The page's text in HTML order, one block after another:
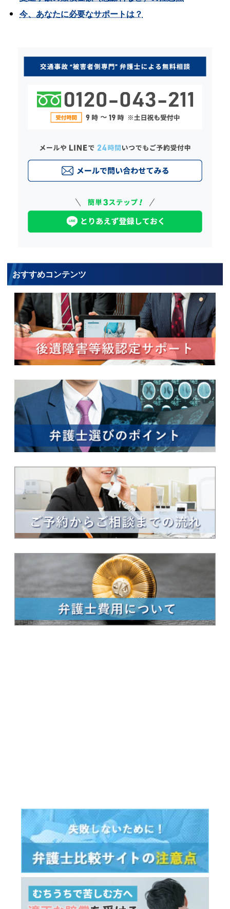
今、あなたに必要なサポートは？
おすすめコンテンツ